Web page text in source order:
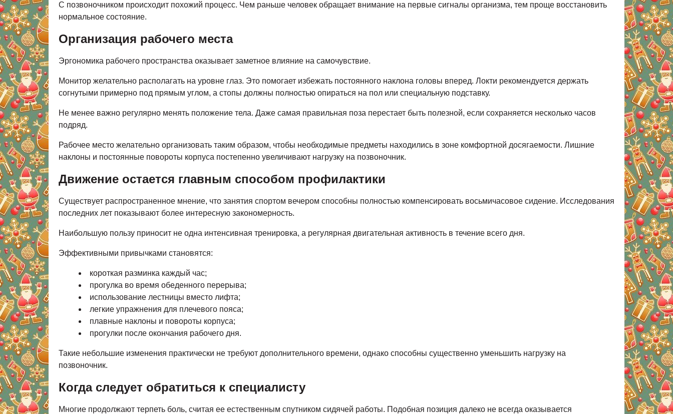
С позвоночником происходит похожий процесс. Чем раньше человек обращает внимание на первые сигналы организма, тем проще восстановить
нормальное состояние.
Организация рабочего места
Эргономика рабочего пространства оказывает заметное влияние на самочувствие.
Монитор желательно располагать на уровне глаз. Это помогает избежать постоянного наклона головы вперед. Локти рекомендуется держать
согнутыми примерно под прямым углом, а стопы должны полностью опираться на пол или специальную подставку.
Не менее важно регулярно менять положение тела. Даже самая правильная поза перестает быть полезной, если сохраняется несколько часов
подряд.
Рабочее место желательно организовать таким образом, чтобы необходимые предметы находились в зоне комфортной досягаемости. Лишние
наклоны и постоянные повороты корпуса постепенно увеличивают нагрузку на позвоночник.
Движение остается главным способом профилактики
Существует распространенное мнение, что занятия спортом вечером способны полностью компенсировать восьмичасовое сидение. Исследования
последних лет показывают более интересную закономерность.
Наибольшую пользу приносит не одна интенсивная тренировка, а регулярная двигательная активность в течение всего дня.
Эффективными привычками становятся:
короткая разминка каждый час;
прогулка во время обеденного перерыва;
использование лестницы вместо лифта;
легкие упражнения для плечевого пояса;
плавные наклоны и повороты корпуса;
прогулки после окончания рабочего дня.
Такие небольшие изменения практически не требуют дополнительного времени, однако способны существенно уменьшить нагрузку на
позвоночник.
Когда следует обратиться к специалисту
Многие продолжают терпеть боль, считая ее естественным спутником сидячей работы. Подобная позиция далеко не всегда оказывается